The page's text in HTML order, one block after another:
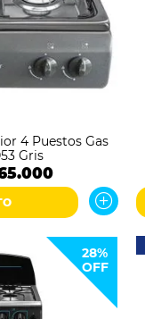
4 Puestos Gas
Gris
28%
OFF